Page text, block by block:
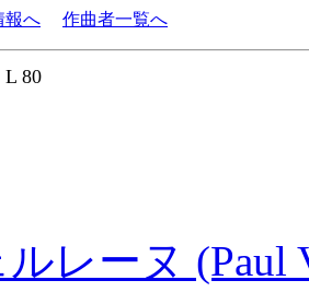
報へ 作曲者一覧へ
80
レーヌ (Paul